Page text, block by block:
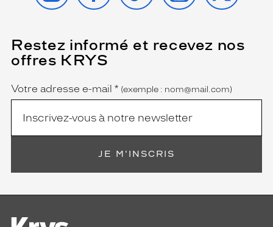
Restez informé et recevez nos
offres KRYS
Name
Votre adresse e-mail *
(Ce
champ
est
obligatoire)
(exemple : nom@mail.com)
JE M'INSCRIS